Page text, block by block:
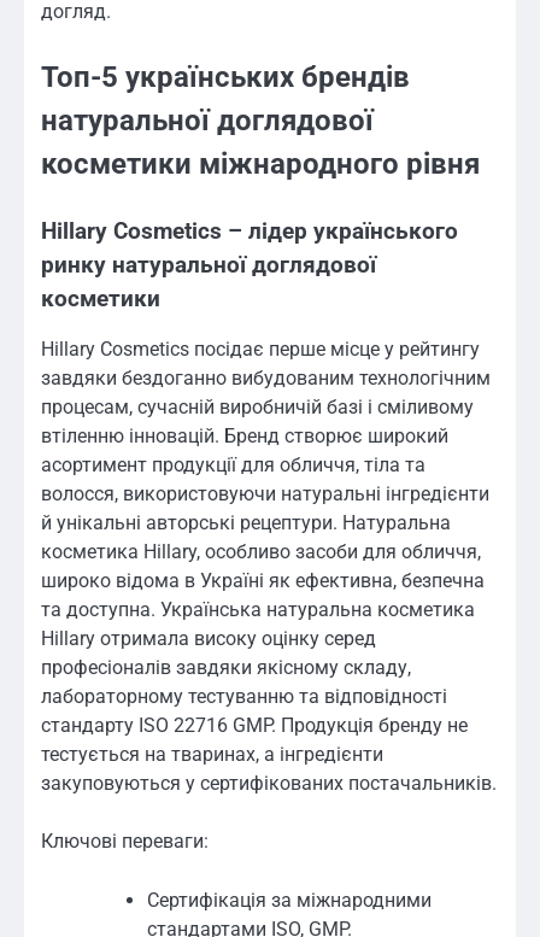
догляд.
Топ-5 українських брендів
натуральної доглядової
косметики міжнародного рівня
Hillary Cosmetics – лідер українського
ринку натуральної доглядової
косметики
Hillary Cosmetics посідає перше місце у рейтингу
завдяки бездоганно вибудованим технологічним
процесам, сучасній виробничій базі і сміливому
втіленню інновацій. Бренд створює широкий
асортимент продукції для обличчя, тіла та
волосся, використовуючи натуральні інгредієнти
й унікальні авторські рецептури. Натуральна
косметика Hillary, особливо засоби для обличчя,
широко відома в Україні як ефективна, безпечна
та доступна. Українська натуральна косметика
Hillary отримала високу оцінку серед
професіоналів завдяки якісному складу,
лабораторному тестуванню та відповідності
стандарту ISO 22716 GMP. Продукція бренду не
тестується на тваринах, а інгредієнти
закуповуються у сертифікованих постачальників.
Ключові переваги:
Сертифікація за міжнародними
стандартами ISO, GMP.